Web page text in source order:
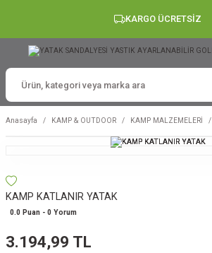
KARGO ÜCRETSİZ
Anasayfa KAMP & OUTDOOR KAMP MALZEMELERİ
KAMP KATLANIR YATAK
0.0 Puan - 0 Yorum
3.194,99 TL